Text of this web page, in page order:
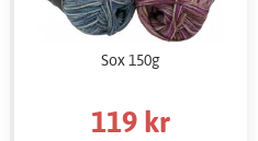
Sox 150g
119 kr